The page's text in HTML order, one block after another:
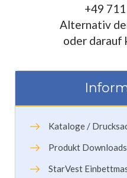
+49
Alternativ
oder darauf
Kataloge /
Produkt Downloads
StarVest